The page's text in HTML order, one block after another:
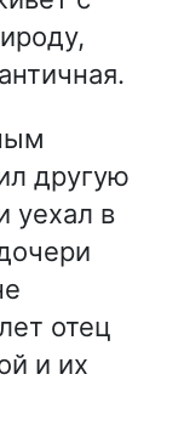
другую
уехал в
отец
и их